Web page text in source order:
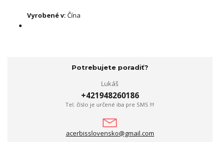
Vyrobené v: Čína
Potrebujete poradiť?
Lukáš
+421948260186
Tel. číslo je určené iba pre SMS !!!
acerbisslovensko@gmail.com